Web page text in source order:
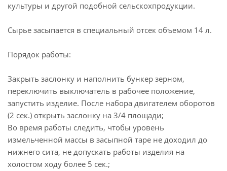
культуры и другой подобной сельскохпродукции.
Сырье засыпается в специальный отсек объемом 14 л.
Порядок работы:
Закрыть заслонку и наполнить бункер зерном,
переключить выключатель в рабочее положение,
запустить изделие. После набора двигателем оборотов
(2 сек.) открыть заслонку на 3/4 площади;
Во время работы следить, чтобы уровень
измельченной массы в засыпной таре не доходил до
нижнего сита, не допускать работы изделия на
холостом ходу более 5 сек.;